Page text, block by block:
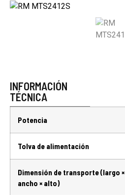
INFORMACIÓN
TÉCNICA
Potencia
Tolva de alimentación
Dimensión de transporte (largo ×
ancho × alto)